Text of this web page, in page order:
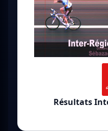
Résultats